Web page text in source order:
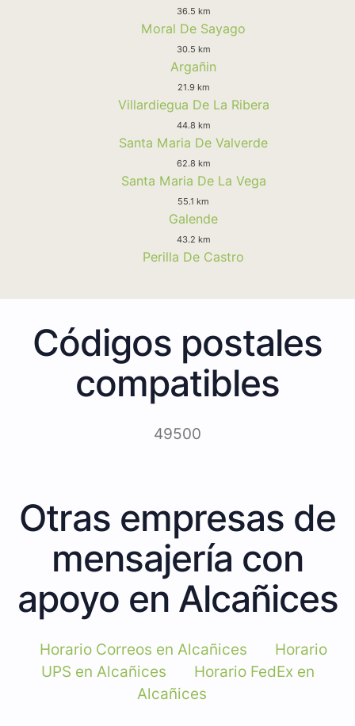
36.5 km
Moral De Sayago
30.5 km
Argañin
21.9 km
Villardiegua De La Ribera
44.8 km
Santa Maria De Valverde
62.8 km
Santa Maria De La Vega
55.1 km
Galende
43.2 km
Perilla De Castro
Códigos postales
compatibles
49500
Otras empresas de
mensajería con
apoyo en Alcañices
Horario Correos en Alcañices
Horario
UPS en Alcañices
Horario FedEx en
Alcañices